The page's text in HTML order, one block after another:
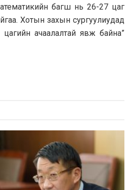
багш нь 26-27 цаг
Хотын захын сургуулиудад
ачаалалтай явж байна”